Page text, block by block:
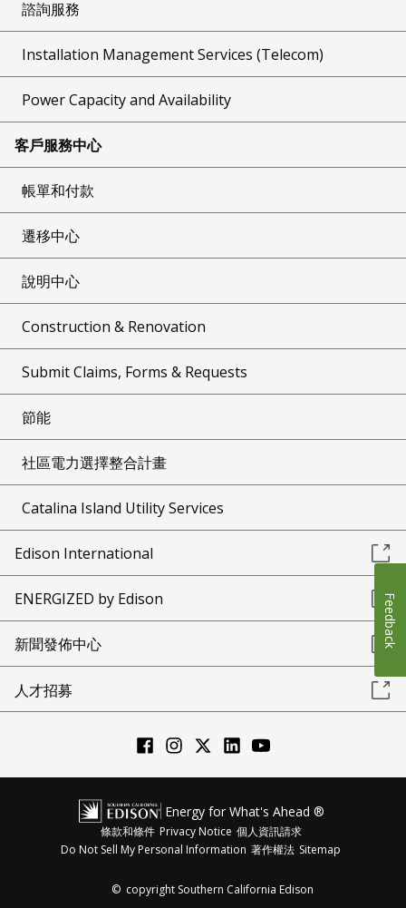
諮詢服務
Installation Management Services (Telecom)
Power Capacity and Availability
客戶服務中心
帳單和付款
遷移中心
說明中心
Construction & Renovation
Submit Claims, Forms & Requests
節能
社區電力選擇整合計畫
Catalina Island Utility Services
Edison International
ENERGIZED by Edison
新聞發佈中心
人才招募
Energy for What's Ahead ®
條款和條件 Privacy Notice 個人資訊請求
Do Not Sell My Personal Information 著作權法 Sitemap
© copyright Southern California Edison
Feedback